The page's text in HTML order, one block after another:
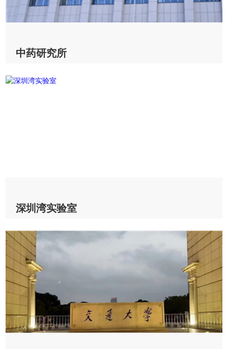
中药研究所
深圳湾实验室
深圳湾实验室 & CV200
2023-02-15
查看详情